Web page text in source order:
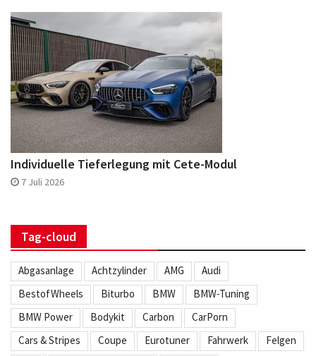
Individuelle Tieferlegung mit Cete-Modul
7 Juli 2026
Tag-cloud
Abgasanlage Achtzylinder AMG
Audi
BestofWheels
Biturbo BMW
BMW-Tuning
BMW Power
Bodykit Carbon
CarPorn
Cars & Stripes
Coupe Eurotuner Fahrwerk
Felgen